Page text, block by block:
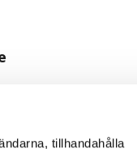
tillhandahålla